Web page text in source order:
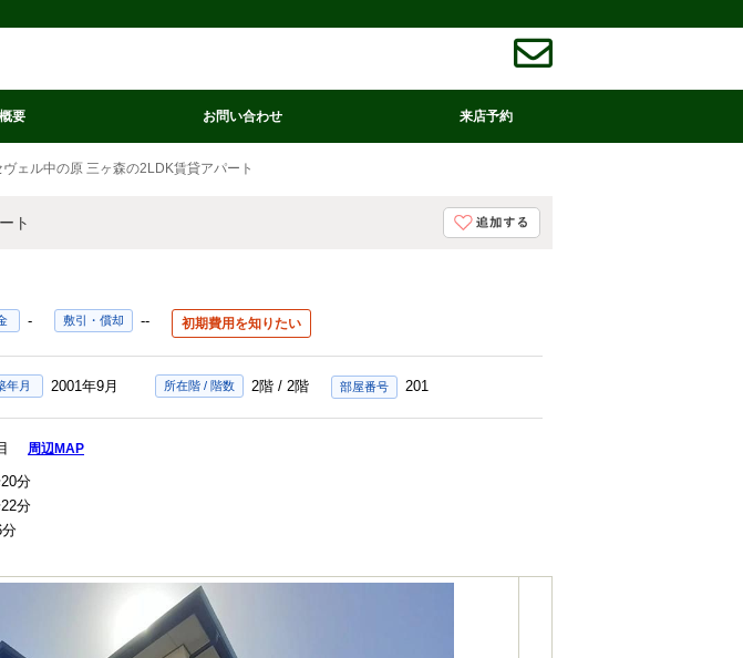
要 お問い合わせ 来店予約
ヴェル中の原 三ヶ森の2LDK賃貸アパート
ト
- 敷引・償却 -- 初期費用を知りたい
年月 2001年9月 所在階 / 階数 2階 / 2階 201
目 周辺MAP
分
分